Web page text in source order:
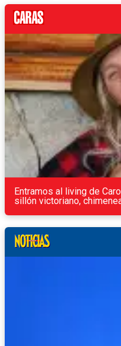
Entramos al living de
sillón victoriano,